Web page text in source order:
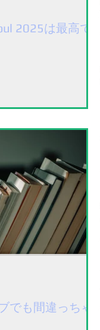
2025は最高で
でも間違っちゃ